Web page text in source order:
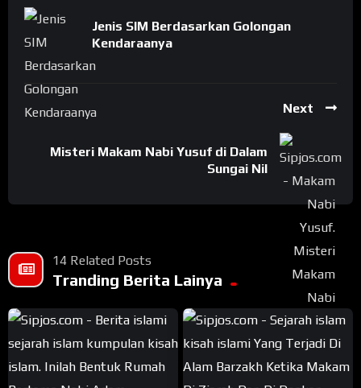
Jenis SIM Berdasarkan Golongan
Kendaraanya
Next
Misteri Makam Nabi Yusuf di Dalam
Sungai Nil
14 Related Posts
Tranding Berita Lainya